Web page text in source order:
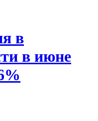
в
в июне